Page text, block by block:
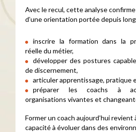
Avec le recul, cette analyse
d’une orientation portée depuis
inscrire la formation dans la
réelle du métier,
développer des postures
de discernement,
articuler apprentissage, pratique
préparer les coachs à
organisations vivantes et
Former un coach aujourd’hui
capacité à évoluer dans des